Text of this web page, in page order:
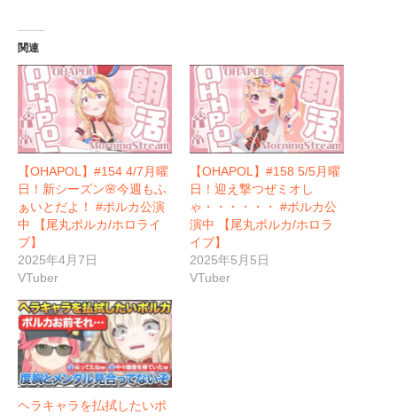
関連
【OHAPOL】#154 4/7月曜
日！新シーズン🌸今週もふ
ぁいとだよ！ #ポルカ公演
中 【尾丸ポルカ/ホロライ
ブ】
2025年4月7日
VTuber
【OHAPOL】#158 5/5月曜
日！迎え撃つぜミオし
ゃ・・・・・・ #ポルカ公
演中 【尾丸ポルカ/ホロラ
イブ】
2025年5月5日
VTuber
ヘラキャラを払拭したいポ